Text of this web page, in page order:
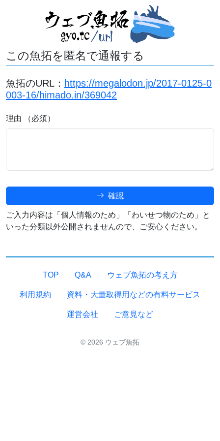
この魚拓を匿名で通報する
魚拓のURL： https://megalodon.jp/2017-0125-0
003-16/himado.in/369042
理由 （必須）
確認
ご入力内容は「個人情報のため」「わいせつ物のため」と
いった分類以外公開されませんので、ご安心ください。
TOP Q&A ウェブ魚拓の考え方
利用規約 資料・大量取得用などの有料サービス
運営会社 ご意見など
© 2026 ウェブ魚拓